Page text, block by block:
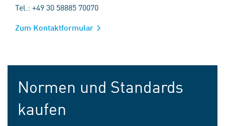
Tel.: +49 30 58885 70070
Zum Kontaktformular
Normen und Standards
kaufen